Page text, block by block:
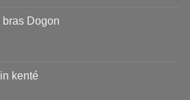
bras Dogon
kenté